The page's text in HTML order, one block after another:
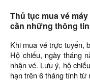
Thủ tục mua vé
cần những thông
Khi mua vé trực tuyến,
Hộ chiếu, ngày tháng
nhận vé. Lưu ý, hộ
hạn trên 6 tháng tính từ